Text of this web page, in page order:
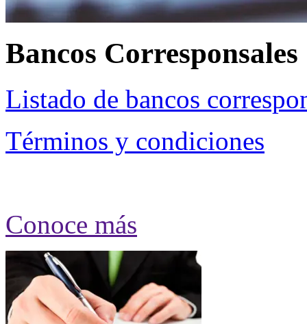
Bancos Corresponsales
Listado de bancos
Términos y condiciones
Conoce más